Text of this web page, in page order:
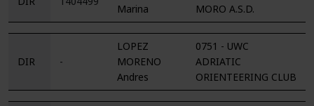
Marina
MORO A.S.D.
DIR -
LOPEZ
MORENO
Andres
0751 - UWC
ADRIATIC
ORIENTEERING CLUB